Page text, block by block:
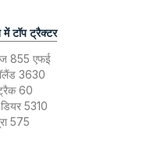
में टॉप ट्रैक्टर
855 एफई
3630
60
5310
575